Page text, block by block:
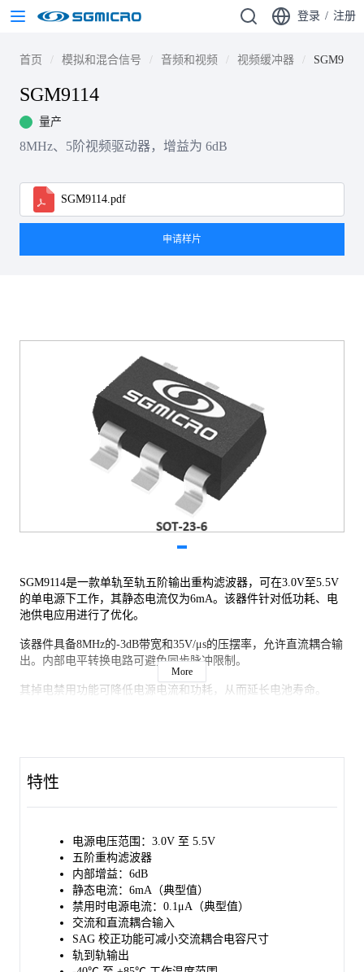
登录 / 注册
首页 模拟和混合信号 音频和视频 视频缓冲器 SGM9114
SGM9114
量产
8MHz、5阶视频驱动器，增益为 6dB
SGM9114.pdf
申请样片
SGM9114是一款单轨至轨五阶输出重构滤波器，可在3.0V至5.5V
的单电源下工作，其静态电流仅为6mA。该器件针对低功耗、电
池供电应用进行了优化。
该器件具备8MHz的-3dB带宽和35V/μs的压摆率，允许直流耦合输
出。内部电平转换电路可避免同步脉冲限制。
其掉电禁用功能可降低电源电流和功耗，从而延长电池寿命。
More
特性
电源电压范围：3.0V 至 5.5V
五阶重构滤波器
内部增益：6dB
静态电流：6mA（典型值）
禁用时电源电流：0.1μA（典型值）
交流和直流耦合输入
SAG 校正功能可减小交流耦合电容尺寸
轨到轨输出